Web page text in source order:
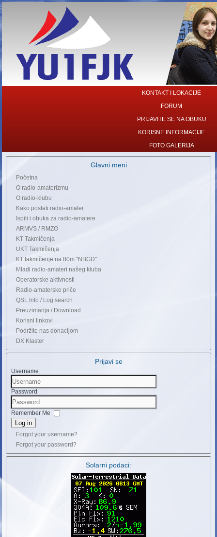
KONTAKT I LOKACIJE
FORUM
PRIJAVITE SE NA OBUKU
KORISNE INFORMACIJE
FOTO GALERIJA
Glavni meni
Početna
O radio-amaterizmu
O radio-klubu
Kako postati radio-amater
Ispiti i obuka za radio-amatere
ARMVS / RMZO
KT Takmičenja
UKT Takmičenja
KT takmičenje na 80m "NBGD"
Mladi radio-amateri našeg kluba
Operatorske aktivnosti
Radio-amaterske priče
QSL Info / Log search
Preuzimanja / Download
Korisni linkovi
Podržite nas donacijom
DX Klaster
Prijavi se
Username
Password
Remember Me
Log in
Forgot your username?
Forgot your password?
Solarni podaci: